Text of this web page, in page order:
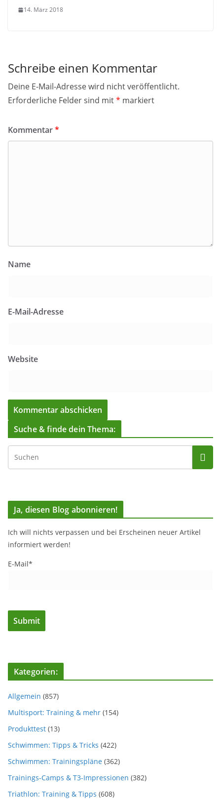
14. März 2018
Schreibe einen Kommentar
Deine E-Mail-Adresse wird nicht veröffentlicht.
Erforderliche Felder sind mit* markiert
Kommentar*
Name
E-Mail-Adresse
Website
Suche & finde dein Thema:
Ja, diesen Blog abonnieren!
Ich will nichts verpassen und bei Erscheinen neuer Artikel
informiert werden!
E-Mail*
Kategorien:
Allgemein (857)
Multisport: Training & mehr (154)
Produkttest (13)
Schwimmen: Tipps & Tricks (422)
Schwimmen: Trainingspläne (362)
Trainings-Camps & T3-Impressionen (382)
Triathlon: Training & Tipps (608)